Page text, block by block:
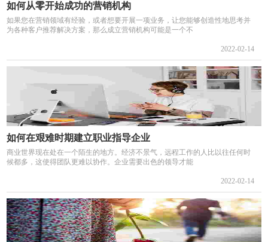
如何从零开始成功的营销机构
如果您在营销领域有经验，或者想要开展一项业务，让您能够创造性地思考并
为各种客户推荐解决方案，那么成立营销机构可能是一个不
2022-02-14
如何在艰难时期建立职业指导企业
商业世界现在处在一个陌生的地方。经济不景气，远程工作的人比以往任何时
候都多，这使得团队更难以协作。企业需要出色的领导才能
2022-02-14